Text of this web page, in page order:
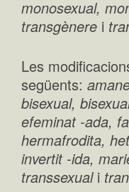
monosexual,
transgènere i
Les
següents:
bisexual,
efeminat -ada,
hermafrodita,
invertit -ida,
transsexuali